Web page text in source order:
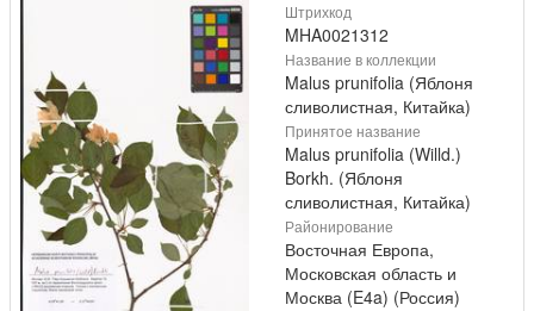
Штрихкод
MHA0021312
Название в коллекции
Malus prunifolia (Яблоня
сливолистная, Китайка)
Принятое название
Malus prunifolia (Willd.)
Borkh. (Яблоня
сливолистная, Китайка)
Районирование
Восточная Европа,
Московская область и
Москва (E4a) (Россия)